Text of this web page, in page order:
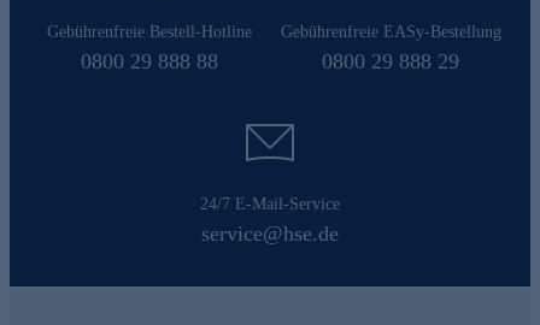
Gebührenfreie Bestell-Hotline
0800 29 888 88
Gebührenfreie EASy-Bestellung
0800 29 888 29
24/7 E-Mail-Service
service@hse.de